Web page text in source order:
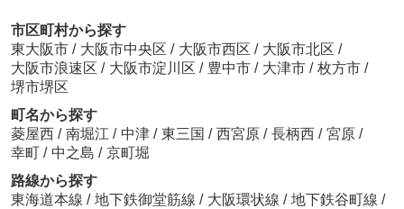
市区町村から探す
東大阪市 / 大阪市中央区 / 大阪市西区 / 大阪市北区 /
大阪市浪速区 / 大阪市淀川区 / 豊中市 / 大津市 / 枚方市 /
堺市堺区
町名から探す
菱屋西 / 南堀江 / 中津 / 東三国 / 西宮原 / 長柄西 / 宮原 /
幸町 / 中之島 / 京町堀
路線から探す
東海道本線 / 地下鉄御堂筋線 / 大阪環状線 / 地下鉄谷町線 /